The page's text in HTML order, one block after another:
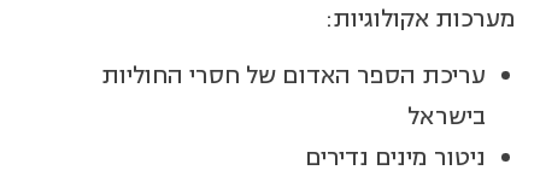
מערכות אקולוגיות:
עריכת הספר האדום של חסרי החוליות
בישראל
ניטור מינים נדירים